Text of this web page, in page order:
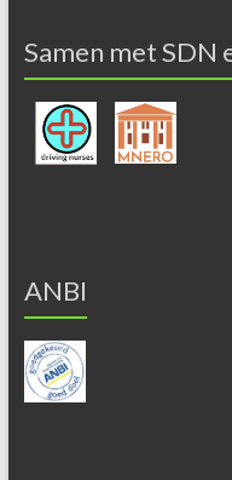
Samen met SDN
ANBI